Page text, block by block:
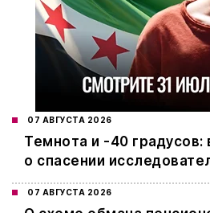
07 АВГУСТА 2026
Темнота и -40
о спасении
07 АВГУСТА 2026